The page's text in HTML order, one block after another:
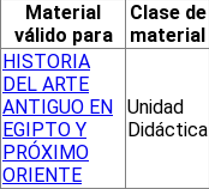
Material
válido para
Clase de
material
HISTORIA
DEL ARTE
ANTIGUO EN
EGIPTO Y
PRÓXIMO
ORIENTE
Unidad
Didáctica